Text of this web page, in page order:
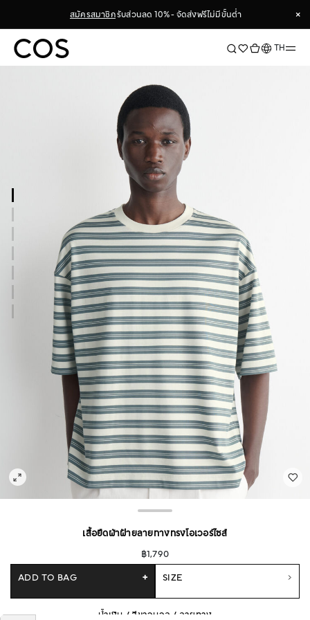
สมัครสมาชิกรับส่วนลด 10% - จัดส่งฟรีไม่มีขั้นต่ำ
×
×
ภาษาTH
เสื้อยืดผ้าฝ้ายลายทางทรงโอเวอร์ไซส์
฿1,790
SIZE
ADD TO BAG +
น้ำเงิน / สีขาวนวล / ลายทาง